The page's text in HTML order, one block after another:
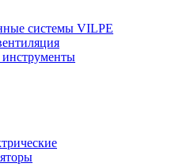
системы VILPE